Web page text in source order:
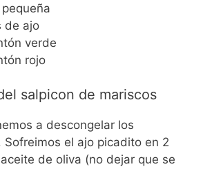
de ajo
verde
rojo
salpicon de mariscos
a descongelar los
Sofreimos el ajo picadito en 2
de oliva (no dejar que se